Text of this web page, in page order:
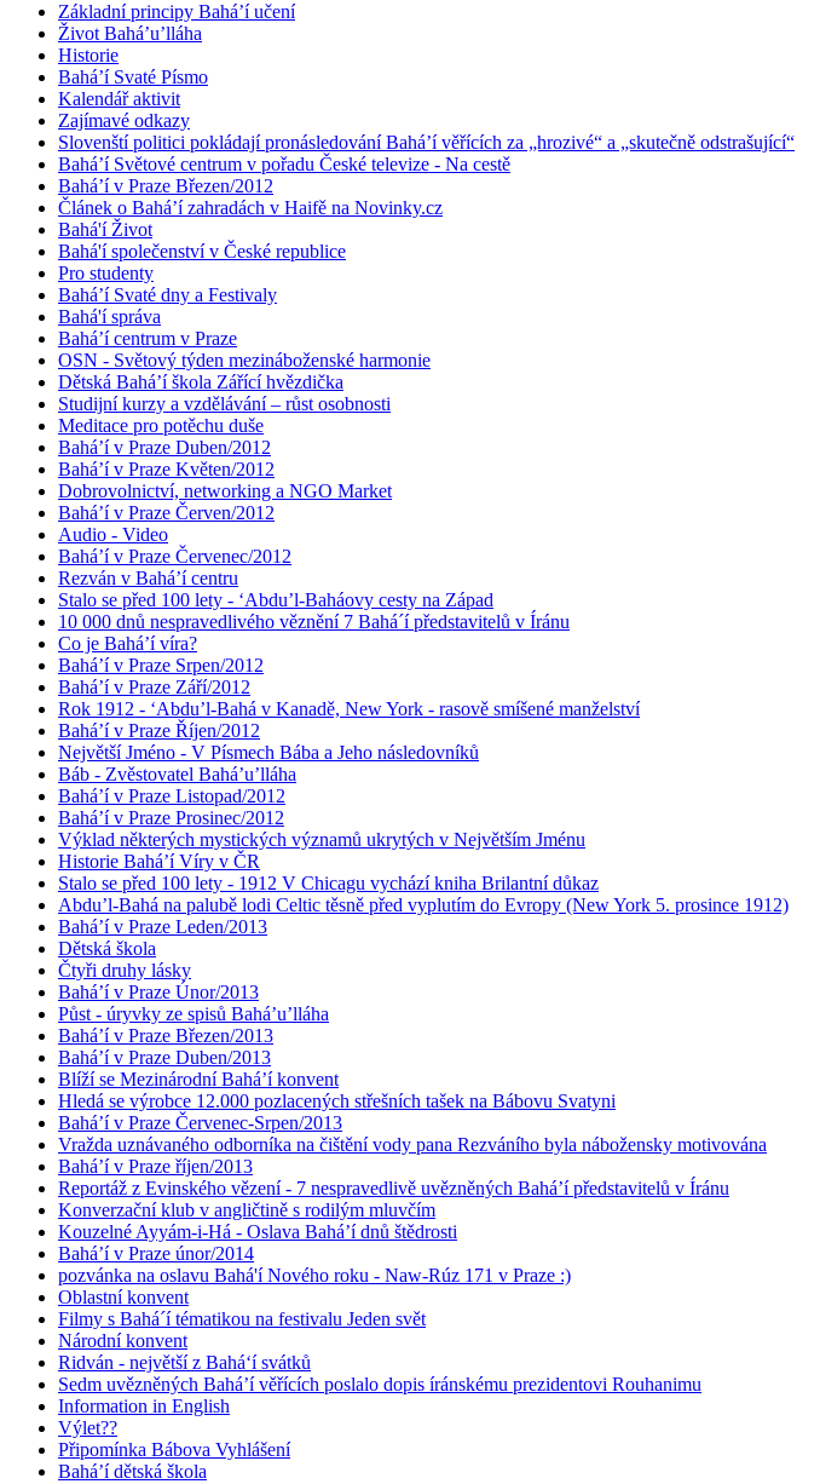
Základní principy Bahá’í učení
Život Bahá’u’lláha
Historie
Bahá’í Svaté Písmo
Kalendář aktivit
Zajímavé odkazy
Slovenští politici pokládají pronásledování Bahá’í věřících za „hrozivé“ a „skutečně odstrašující“
Bahá’í Světové centrum v pořadu České televize - Na cestě
Bahá’í v Praze Březen/2012
Článek o Bahá’í zahradách v Haifě na Novinky.cz
Bahá'í Život
Bahá'í společenství v České republice
Pro studenty
Bahá’í Svaté dny a Festivaly
Bahá'í správa
Bahá’í centrum v Praze
OSN - Světový týden mezináboženské harmonie
Dětská Bahá’í škola Zářící hvězdička
Studijní kurzy a vzdělávání – růst osobnosti
Meditace pro potěchu duše
Bahá’í v Praze Duben/2012
Bahá’í v Praze Květen/2012
Dobrovolnictví, networking a NGO Market
Bahá’í v Praze Červen/2012
Audio - Video
Bahá’í v Praze Červenec/2012
Rezván v Bahá’í centru
Stalo se před 100 lety - ‘Abdu’l-Baháovy cesty na Západ
10 000 dnů nespravedlivého věznění 7 Bahá´í představitelů v Íránu
Co je Bahá’í víra?
Bahá’í v Praze Srpen/2012
Bahá’í v Praze Září/2012
Rok 1912 - ‘Abdu’l-Bahá v Kanadě, New York - rasově smíšené manželství
Bahá’í v Praze Říjen/2012
Největší Jméno - V Písmech Bába a Jeho následovníků
Báb - Zvěstovatel Bahá’u’lláha
Bahá’í v Praze Listopad/2012
Bahá’í v Praze Prosinec/2012
Výklad některých mystických významů ukrytých v Největším Jménu
Historie Bahá’í Víry v ČR
Stalo se před 100 lety - 1912 V Chicagu vychází kniha Brilantní důkaz
Abdu’l-Bahá na palubě lodi Celtic těsně před vyplutím do Evropy (New York 5. prosince 1912)
Bahá’í v Praze Leden/2013
Dětská škola
Čtyři druhy lásky
Bahá’í v Praze Únor/2013
Půst - úryvky ze spisů Bahá’u’lláha
Bahá’í v Praze Březen/2013
Bahá’í v Praze Duben/2013
Blíží se Mezinárodní Bahá’í konvent
Hledá se výrobce 12.000 pozlacených střešních tašek na Bábovu Svatyni
Bahá’í v Praze Červenec-Srpen/2013
Vražda uznávaného odborníka na čištění vody pana Rezváního byla nábožensky motivována
Bahá’í v Praze říjen/2013
Reportáž z Evinského vězení - 7 nespravedlivě uvězněných Bahá’í představitelů v Íránu
Konverzační klub v angličtině s rodilým mluvčím
Kouzelné Ayyám-i-Há - Oslava Bahá’í dnů štědrosti
Bahá’í v Praze únor/2014
pozvánka na oslavu Bahá'í Nového roku - Naw-Rúz 171 v Praze :)
Oblastní konvent
Filmy s Bahá´í tématikou na festivalu Jeden svět
Národní konvent
Ridván - největší z Bahá‘í svátků
Sedm uvězněných Bahá’í věřících poslalo dopis íránskému prezidentovi Rouhanimu
Information in English
Výlet??
Připomínka Bábova Vyhlášení
Bahá’í dětská škola